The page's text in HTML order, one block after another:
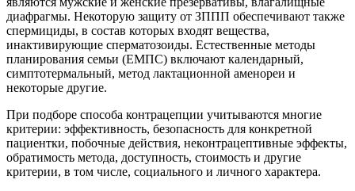
диафрагмы. Некоторую защиту от ЗППП обеспечивают также
спермициды, в состав которых входят вещества,
инактивирующие сперматозоиды. Естественные методы
планирования семьи (ЕМПС) включают календарный,
симптотермальный, метод лактаци­онной аменореи и
некоторые другие.
При подборе способа контрацепции учитываются многие
критерии: эффективность, безопасность для конкретной
пациентки, побочные действия, неконтрацептивные эффекты,
обратимость метода, доступ­ность, стоимость и другие
критерии, в том числе, социального и лич­ного характера.